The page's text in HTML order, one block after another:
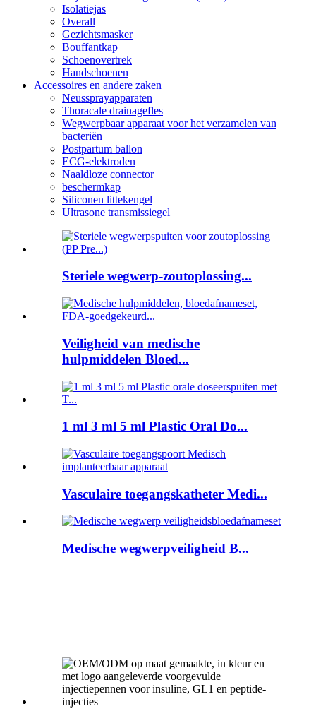
Isolatiejas
Overall
Gezichtsmasker
Bouffantkap
Schoenovertrek
Handschoenen
Accessoires en andere zaken
Neussprayapparaten
Thoracale drainagefles
Wegwerpbaar apparaat voor het verzamelen van
bacteriën
Postpartum ballon
ECG-elektroden
Naaldloze connector
beschermkap
Siliconen littekengel
Ultrasone transmissiegel
Steriele wegwerp-zoutoplossing...
Veiligheid van medische
hulpmiddelen Bloed...
1 ml 3 ml 5 ml Plastic Oral Do...
Vasculaire toegangskatheter Medi...
Medische wegwerpveiligheid B...